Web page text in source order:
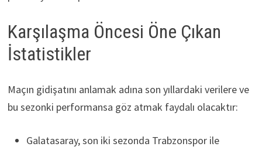
Karşılaşma Öncesi Öne Çıkan
İstatistikler
Maçın gidişatını anlamak adına son yıllardaki verilere ve
bu sezonki performansa göz atmak faydalı olacaktır:
Galatasaray, son iki sezonda Trabzonspor ile